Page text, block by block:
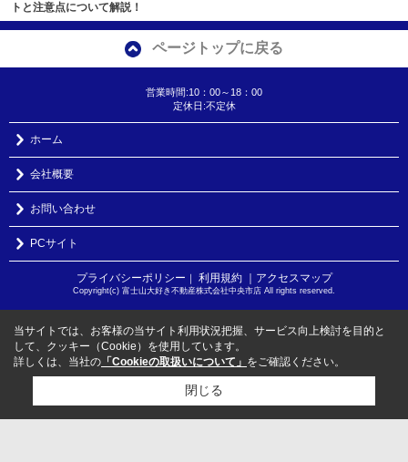
トと注意点について解説！
ページトップに戻る
営業時間:10：00～18：00
定休日:不定休
ホーム
会社概要
お問い合わせ
PCサイト
プライバシーポリシー 利用規約 ｜アクセスマップ
Copyright(c) 富士山大好き不動産株式会社中央市店 All rights reserved.
当サイトでは、お客様の当サイト利用状況把握、サービス向上検討を目的と
して、クッキー（Cookie）を使用しています。
詳しくは、当社の 「Cookieの取扱いについて」 をご確認ください。
閉じる